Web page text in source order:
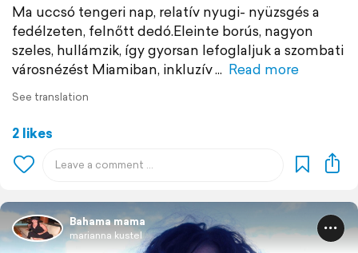
Ma uccsó tengeri nap, relatív nyugi- nyüzsgés a
fedélzeten, felnőtt dedó.Eleinte borús, nagyon
szeles, hullámzik, így gyorsan lefoglaljuk a szombati
városnézést Miamiban, inkluzív
Read more
See translation
2 likes
Bahama mama
marianna kustel